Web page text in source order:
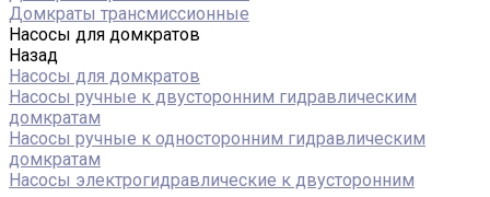
Домкраты трансмиссионные
Насосы для домкратов
Назад
Насосы для домкратов
Насосы ручные к двусторонним гидравлическим
домкратам
Насосы ручные к односторонним гидравлическим
домкратам
Насосы электрогидравлические к двусторонним